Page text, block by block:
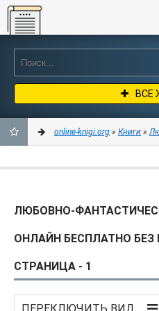
Online-knigi.org
ВСЕ
ЗАКЛАДКИ
online-knigi.org » Книги »
ЛЮБОВНО-
ОНЛАЙН БЕСПЛАТНО БЕЗ
СТРАНИЦА - 1